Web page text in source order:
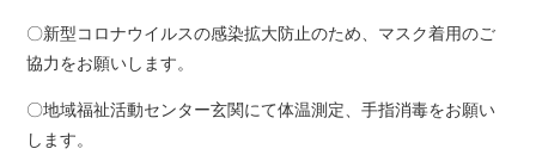
〇新型コロナウイルスの感染拡大防止のため、マスク着用のご
協力をお願いします。
〇地域福祉活動センター玄関にて体温測定、手指消毒をお願い
します。